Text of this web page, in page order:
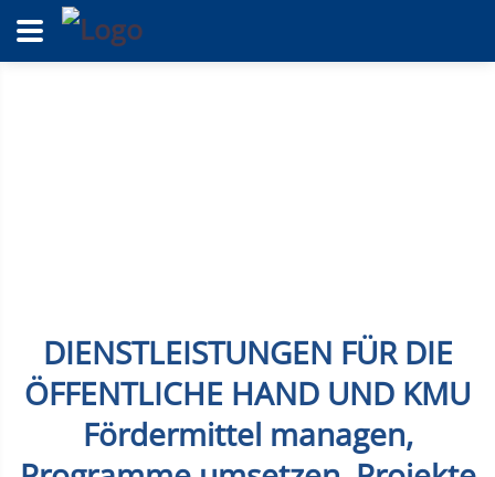
DIENSTLEISTUNGEN FÜR DIE
ÖFFENTLICHE HAND UND KMU
Fördermittel managen,